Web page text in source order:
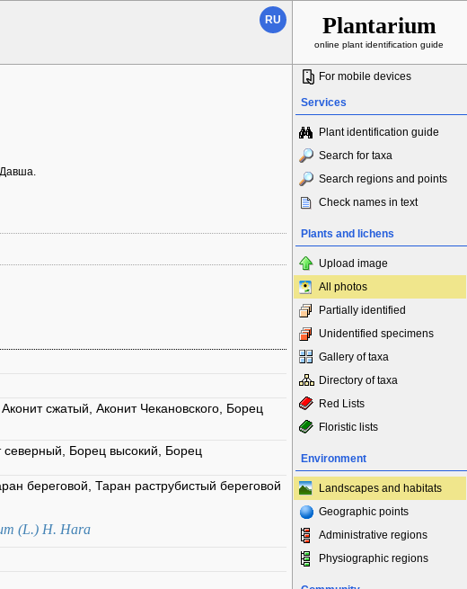
RU Plantarium
online plant identification guide
Давша.
сжатый, Аконит Чекановского, Борец
северный, Борец высокий, Борец
береговой, Таран раструбистый береговой
(L.) H. Hara
For mobile devices
Services
Plant identification guide
Search for taxa
Search regions and points
Check names in text
Plants and lichens
Upload image
All photos
Partially identified
Unidentified specimens
Gallery of taxa
Directory of taxa
Red Lists
Floristic lists
Environment
Landscapes and habitats
Geographic points
Administrative regions
Physiographic regions